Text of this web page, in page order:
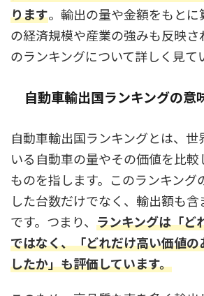
ります。輸出の量や金額をもとに
の経済規模や産業の強みも反映さ
のランキングについて詳しく見て
自動車輸出国ランキングの意
自動車輸出国ランキングとは、世
いる自動車の量やその価値を比
ものを指します。このランキング
した台数だけでなく、輸出額も
です。つまり、 ランキングは「ど
ではなく、「どれだけ高い価値
したか」も評価しています。